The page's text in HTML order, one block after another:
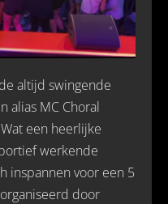
altijd swingende
alias MC Choral
een heerlijke
werkende
inspannen voor een 5
door